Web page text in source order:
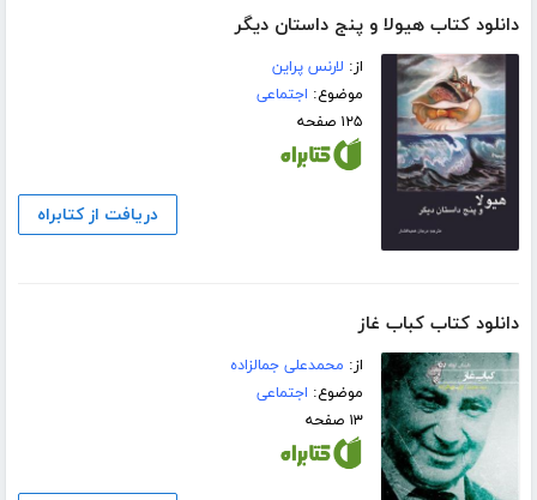
دانلود کتاب هیولا و پنج داستان دیگر
از: لارنس پراین
موضوع: اجتماعی
۱۲۵ صفحه
دریافت از کتابراه
دانلود کتاب کباب غاز
از: محمدعلی جمالزاده
موضوع: اجتماعی
۱۳ صفحه